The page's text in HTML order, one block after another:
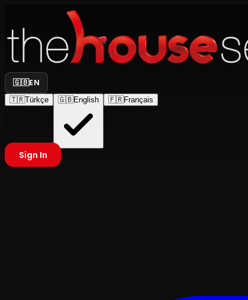
🇬🇧EN
🇹🇷Türkçe 🇬🇧English 🇫🇷Français
Sign In